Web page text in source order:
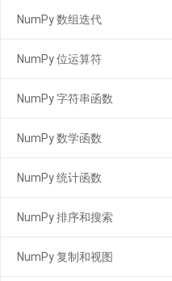
NumPy 数组迭代
NumPy 位运算符
NumPy 字符串函数
NumPy 数学函数
NumPy 统计函数
NumPy 排序和搜索
NumPy 复制和视图